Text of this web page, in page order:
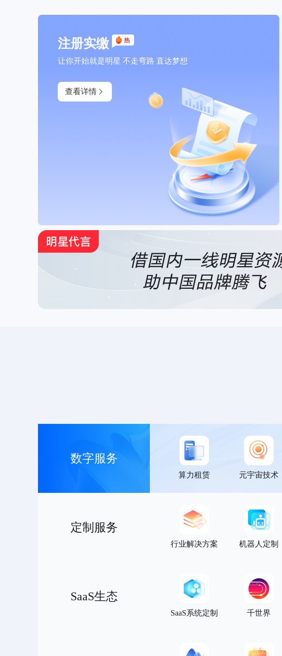
注册实缴
让你开始就是明星 不走弯路 直达梦想
查看详情
数字服务
算力租赁 元宇宙技术
定制服务
行业解决方案 机器人定制
SaaS生态
SaaS系统定制 千世界